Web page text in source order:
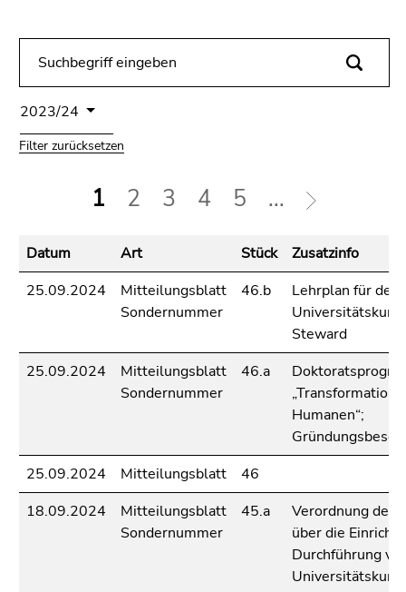
Zum
Inhalt
(Zugriffstaste
1)
Positionsanzeige
Zur
Hauptnavigation
Zur
Unternavigation
den
Zusatzinformationen
5)
2023/24
Filter zurücksetzen
1 2 3 4 5 ...
Datum Art Stück
Zusatzinfo
25.09.2024
Mitteilungsblatt
Sondernummer
46.b
Lehrplan für den
Universitätskurs
Steward
25.09.2024
Mitteilungsblatt
Sondernummer
46.a
Humanen“;
25.09.2024
Mitteilungsblatt
46
18.09.2024
Mitteilungsblatt
Sondernummer
45.a
Verordnung des
über die
Durchführung